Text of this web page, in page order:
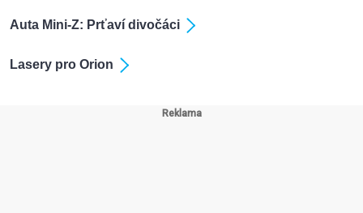
Auta Mini-Z: Prťaví divočáci
Lasery pro Orion